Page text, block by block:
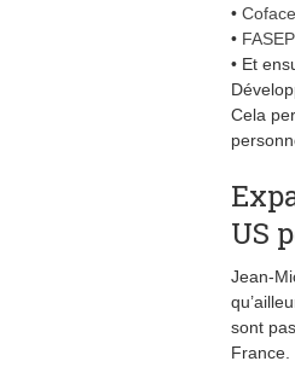
• Coface
• FASEP
• Et
Cela
US
Jean-
sont
France.